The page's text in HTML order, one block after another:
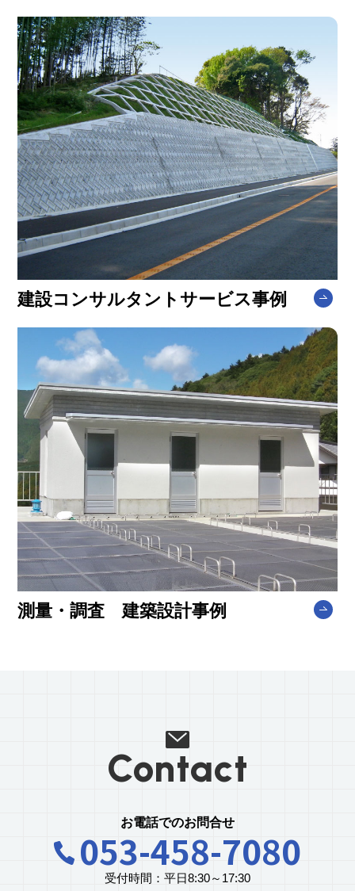
建設コンサルタントサービス事例
測量・調査 建築設計事例
Contact
お電話でのお問合せ
053-458-7080
受付時間：平日8:30～17:30